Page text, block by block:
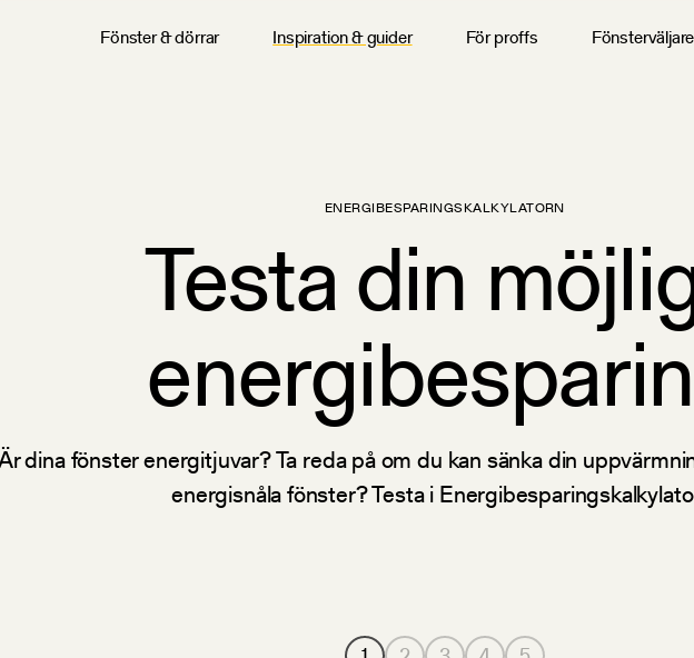
Fönster & dörrar Inspiration & guider För proffs
ENERGIBESPARINGS­KALKYLATORN
Testa din
dina fönster energitjuvar? Ta reda på om du kan sänka din
energisnåla fönster? Testa i